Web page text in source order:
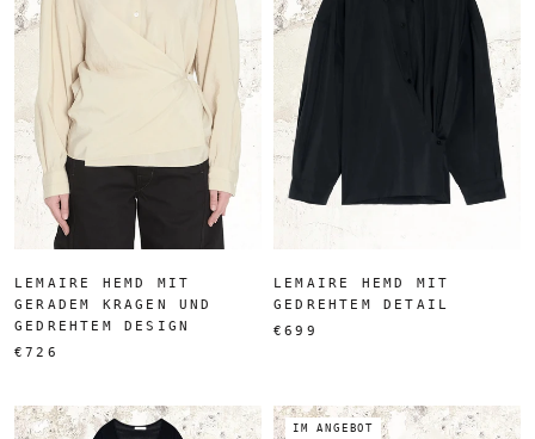
LEMAIRE HEMD MIT
GERADEM KRAGEN UND
GEDREHTEM DESIGN
€726
LEMAIRE HEMD MIT
GEDREHTEM DETAIL
€699
IM ANGEBOT